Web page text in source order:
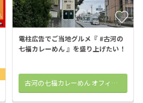
電柱広告でご当地グルメ『 #古河の
七福カレーめん 』を盛り上げたい！
古河の七福カレーめん オフィシャルサイト